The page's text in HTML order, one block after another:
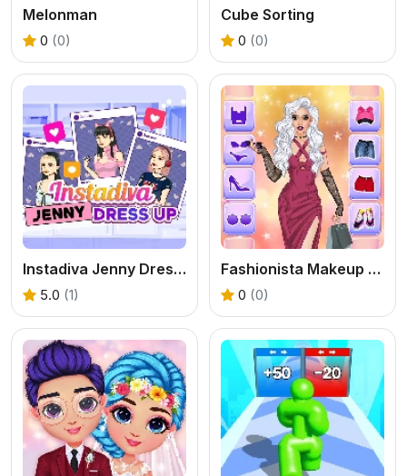
Melonman
0 (0)
Cube Sorting
0 (0)
Instadiva Jenny Dress Up
5.0 (1)
Fashionista Makeup & Dress Up
0 (0)